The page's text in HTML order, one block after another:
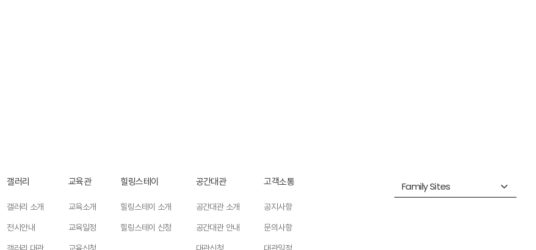
갤러리
갤러리 소개
전시안내
교육관
교육소개
교육일정
힐링스테이
힐링스테이 소개
힐링스테이 신청
공간대관
공간대관 소개
공간대관 안내
고객소통
공지사항
문의사항